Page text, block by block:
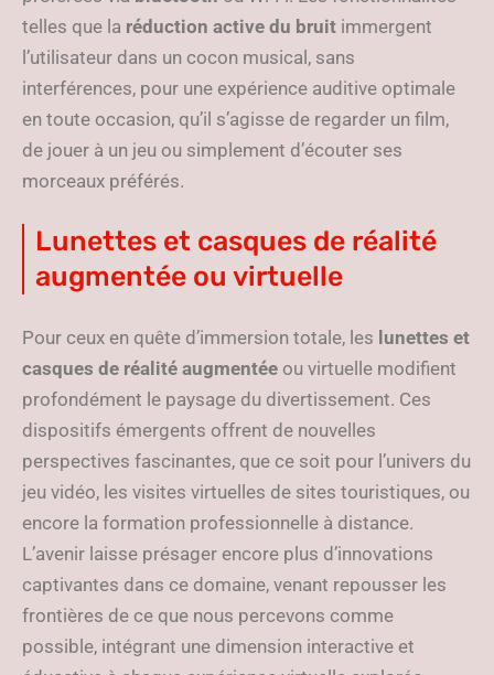
telles que la réduction active du bruit immergent
l’utilisateur dans un cocon musical, sans
interférences, pour une expérience auditive optimale
en toute occasion, qu’il s’agisse de regarder un film,
de jouer à un jeu ou simplement d’écouter ses
morceaux préférés.
Lunettes et casques de réalité
augmentée ou virtuelle
Pour ceux en quête d’immersion totale, les lunettes et
casques de réalité augmentée ou virtuelle modifient
profondément le paysage du divertissement. Ces
dispositifs émergents offrent de nouvelles
perspectives fascinantes, que ce soit pour l’univers du
jeu vidéo, les visites virtuelles de sites touristiques, ou
encore la formation professionnelle à distance.
L’avenir laisse présager encore plus d’innovations
captivantes dans ce domaine, venant repousser les
frontières de ce que nous percevons comme
possible, intégrant une dimension interactive et